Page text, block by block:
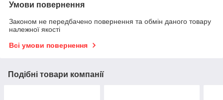
Умови повернення
Законом не передбачено повернення та обмін даного товару
належної якості
Всі умови повернення
Подібні товари компанії